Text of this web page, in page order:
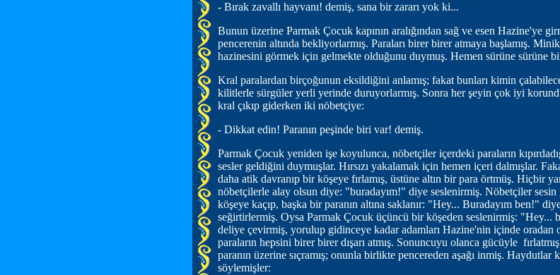
- Bırak zavallı hayvanı! demiş, sana bir zararı yok ki...
Bunun üzerine Parmak Çocuk kapının aralığından sağ ve esen Hazine'ye
pencerenin altında bekliyorlarmış. Paraları birer birer atmaya başlamış.
hazinesini görmek için gelmekte olduğunu duymuş. Hemen sürüne sürüne
Kral paralardan birçoğunun eksildiğini anlamış; fakat bunları kimin
kilitlerle sürgüler yerli yerinde duruyorlarmış. Sonra her şeyin çok iyi
kral çıkıp giderken iki nöbetçiye:
- Dikkat edin! Paranın peşinde biri var! demiş.
Parmak Çocuk yeniden işe koyulunca, nöbetçiler içerdeki paraların
sesler geldiğini duymuşlar. Hırsızı yakalamak için hemen içeri dalmışlar.
daha atik davranıp bir köşeye fırlamış, üstüne altın bir para örtmüş. Hiçbir
nöbetçilerle alay olsun diye: "buradayım!" diye seslenirmiş. Nöbetçiler
köşeye kaçıp, başka bir paranın altına saklanır: "Hey... Buradayım ben!"
seğirtirlermiş. Oysa Parmak Çocuk üçüncü bir köşeden seslenirmiş: "Hey...
deliye çevirmiş, yorulup gidinceye kadar adamları Hazine'nin içinde oradan
paraların hepsini birer birer dışarı atmış. Sonuncuyu olanca gücüyle
paranın üzerine sıçramış; onunla birlikte pencereden aşağı inmiş. Haydutlar
söylemişler: